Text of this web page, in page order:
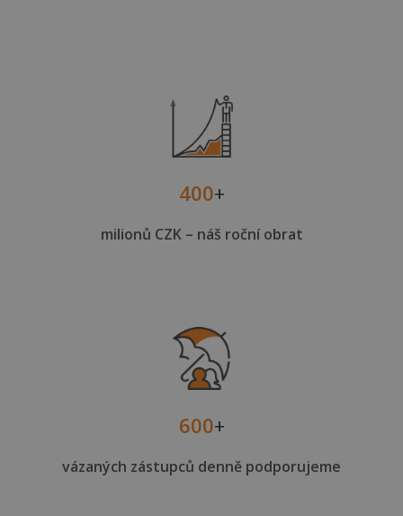
400+
milionů CZK – náš roční obrat
600+
vázaných zástupců denně podporujeme